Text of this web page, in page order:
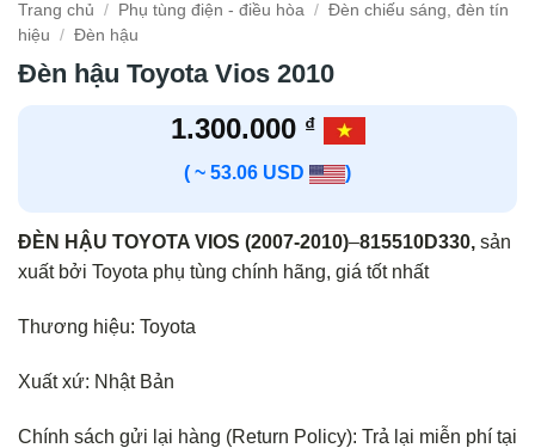
Trang chủ / Phụ tùng điện - điều hòa / Đèn chiếu sáng, đèn tín
hiệu
/ Đèn hậu
Đèn hậu Toyota Vios 2010
1.300.000 ₫
( ~ 53.06 USD )
ĐÈN HẬU TOYOTA VIOS (2007-2010)–815510D330, sản
xuất bởi Toyota phụ tùng chính hãng, giá tốt nhất
Thương hiệu: Toyota
Xuất xứ: Nhật Bản
Chính sách gửi lại hàng (Return Policy): Trả lại miễn phí tại